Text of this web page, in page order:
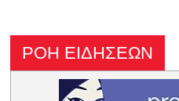
ΡΟΗ ΕΙΔΗΣΕΩΝ